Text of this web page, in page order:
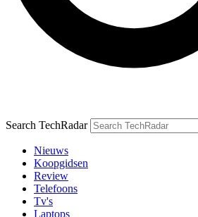
Search TechRadar
Nieuws
Koopgidsen
Review
Telefoons
Tv's
Laptops